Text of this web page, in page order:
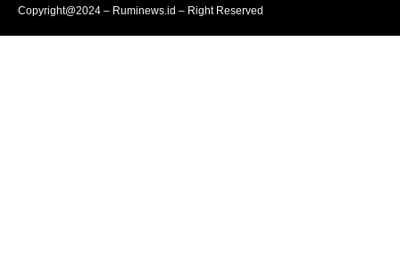
Copyright@2024 – Ruminews.id – Right Reserved